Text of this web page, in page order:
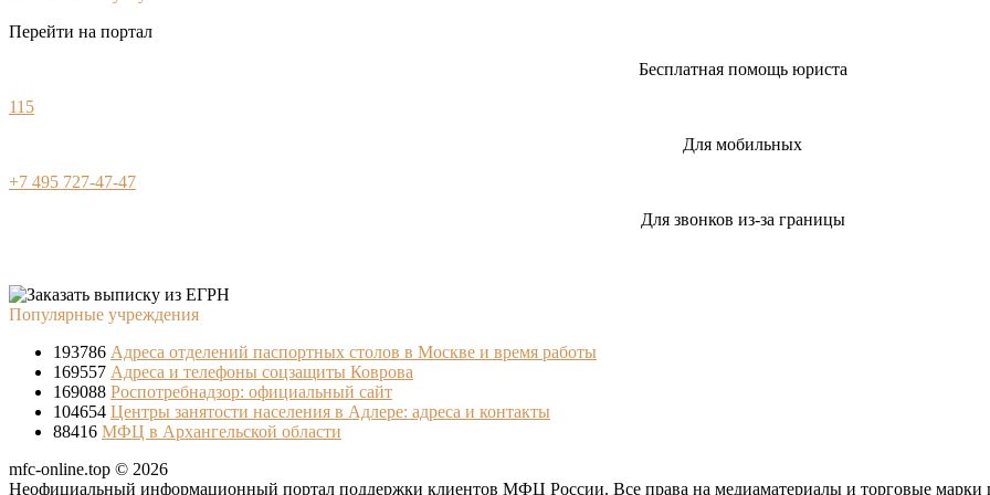
Перейти на портал
Бесплатная помощь юриста
115
Для мобильных
+7 495 727-47-47
Для звонков из-за границы
Популярные учреждения
193786 Адреса отделений паспортных столов в Москве и время работы
169557 Адреса и телефоны соцзащиты Коврова
169088 Роспотребнадзор: официальный сайт
104654 Центры занятости населения в Адлере: адреса и контакты
88416 МФЦ в Архангельской области
mfc-online.top © 2026
Неофициальный информационный портал поддержки клиентов МФЦ России. Все права на медиаматериалы и торговые марки